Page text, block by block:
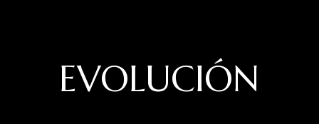
EVOLUCIÓN